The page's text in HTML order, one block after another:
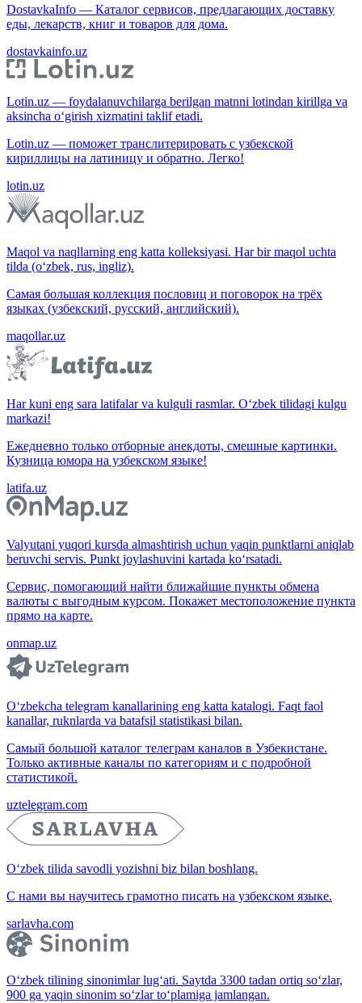
DostavkaInfo — Каталог сервисов, предлагающих доставку
еды, лекарств, книг и товаров для дома.
dostavkainfo.uz
Lotin.uz — foydalanuvchilarga berilgan matnni lotindan kirillga va
aksincha o‘girish xizmatini taklif etadi.
Lotin.uz — поможет транслитерировать с узбекской
кириллицы на латиницу и обратно. Легко!
lotin.uz
Maqol va naqllarning eng katta kolleksiyasi. Har bir maqol uchta
tilda (o‘zbek, rus, ingliz).
Самая большая коллекция пословиц и поговорок на трёх
языках (узбекский, русский, английский).
maqollar.uz
Har kuni eng sara latifalar va kulguli rasmlar. O‘zbek tilidagi kulgu
markazi!
Ежедневно только отборные анекдоты, смешные картинки.
Кузница юмора на узбекском языке!
latifa.uz
Valyutani yuqori kursda almashtirish uchun yaqin punktlarni aniqlab
beruvchi servis. Punkt joylashuvini kartada ko‘rsatadi.
Сервис, помогающий найти ближайшие пункты обмена
валюты с выгодным курсом. Покажет местоположение пункта
прямо на карте.
onmap.uz
O‘zbekcha telegram kanallarining eng katta katalogi. Faqt faol
kanallar, ruknlarda va batafsil statistikasi bilan.
Самый большой каталог телеграм каналов в Узбекистане.
Только активные каналы по категориям и с подробной
статистикой.
uztelegram.com
O‘zbek tilida savodli yozishni biz bilan boshlang.
С нами вы научитесь грамотно писать на узбекском языке.
sarlavha.com
O‘zbek tilining sinonimlar lug‘ati. Saytda 3300 tadan ortiq so‘zlar,
900 ga yaqin sinonim so‘zlar to‘plamiga jamlangan.